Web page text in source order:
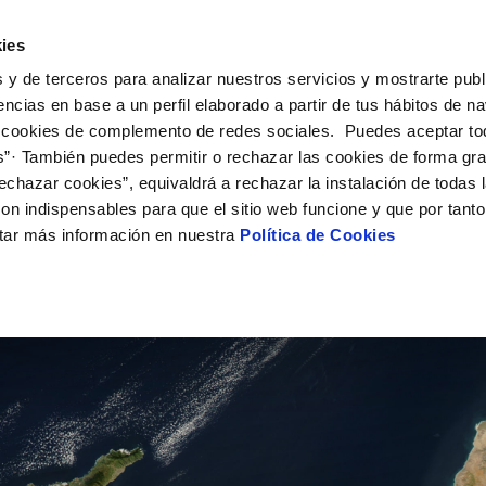
y de terceros para analizar nuestros servicios y mostrarte
en base a un perfil elaborado a partir de tus hábitos de
de complemento de redes sociales. Puedes aceptar
También puedes permitir o rechazar las cookies de forma
cookies”, equivaldrá a rechazar la instalación de todas
indispensables para que el sitio web funcione y que por
más información en nuestra Política de Cookies
de titular
de suministro
de suministro
MODIFICACIÓN DE DATOS
Actualizar datos bancarios
Actualizar datos de
Actualizar datos personales
VER TODAS LAS GESTIONES
AL CLIENTE
contacto
COMPROMISO DE SERVICIO
Carta de compromisos
Customer Counsel (Defensa del
Normativa del servicio
del agua
CUIDADOS DEL AGUA
Consejos de ahorro
Depósitos de reserva
DE GESTIÓN Y CERTIFICADOS